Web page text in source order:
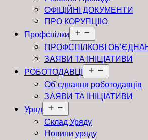
ОФІЦІЙНІ ДОКУМЕНТИ
ПРО КОРУПЦІЮ
Профспілки
меню
ПРОФСПІЛКОВІ
ЗАЯВИ ТА ІНІЦІАТИВИ
РОБОТОДАВЦІ
меню
Об`єднання роботодавців
ЗАЯВИ ТА ІНІЦІАТИВИ
Уряд
меню
Склад Уряду
Новини уряду